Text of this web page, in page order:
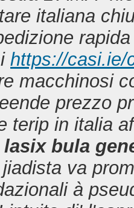
italiana
rapida
https://casi.ie/
macchinosi
prezzo
terip in italia
lasix bula
va
à